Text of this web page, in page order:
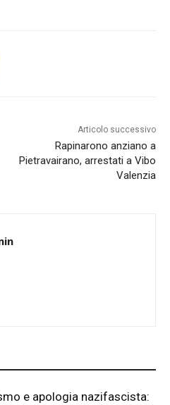
Articolo successivo
Rapinarono anziano a
Pietravairano, arrestati a Vibo
Valenzia
e apologia nazifascista: